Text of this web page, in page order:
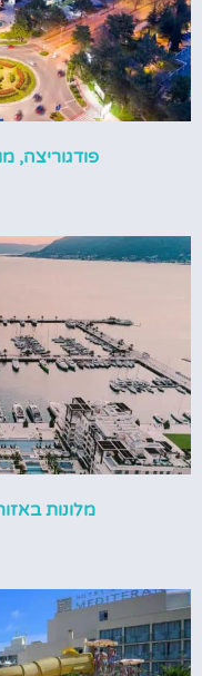
פודגוריצה,
מלונות